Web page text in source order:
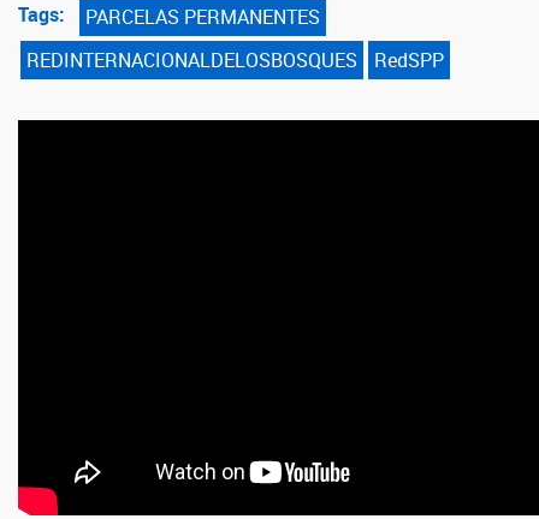
Tags:
PARCELAS PERMANENTES
REDINTERNACIONALDELOSBOSQUES
RedSPP